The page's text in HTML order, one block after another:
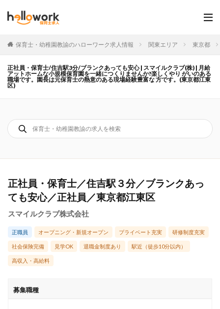
保育士・幼稚園教諭のハローワーク求人情報 関東エリア 東京都
正社員・保育士/住吉駅3分/ブランクあっても安心 | スマイルクラブ(株) | 月給
アットホームな小規模保育園を一緒につくりませんか?楽しくやり がいのある
職場です。園長は元保育士の熱意のある現場経験豊富な 方です。(東京都江東
区)
正社員・保育士／住吉駅３分／ブランクあっ
ても安心／正社員／東京都江東区
スマイルクラブ株式会社
正職員 オープニング・新規オープン プライベート充実 研修制度充実
社会保険完備 見学OK 退職金制度あり 駅近（徒歩10分以内）
高収入・高給料
募集職種